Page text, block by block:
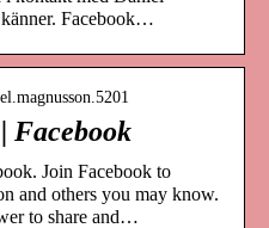
Facebook…
Facebook
Join Facebook to
and others you may know.
to share and…